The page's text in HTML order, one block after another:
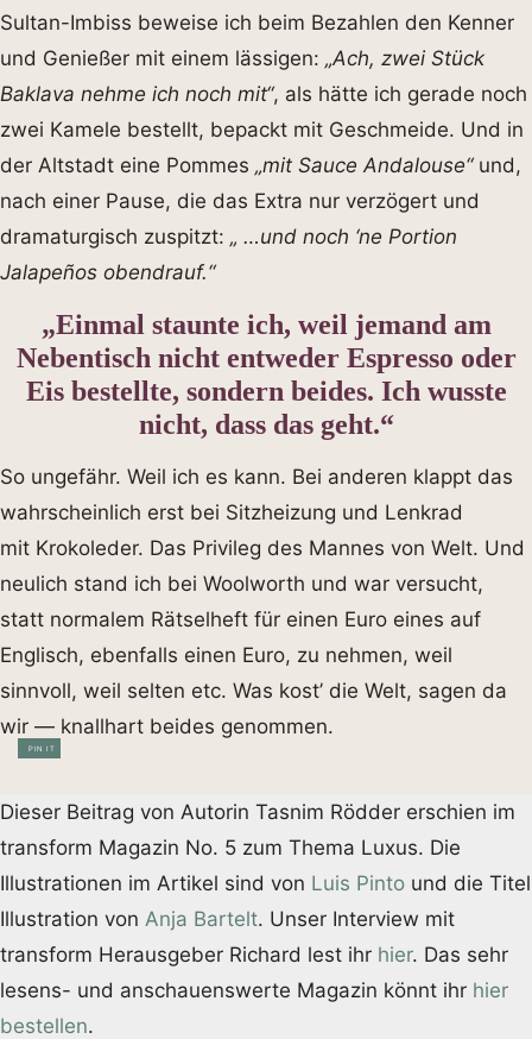
Sultan-Imbiss beweise ich beim Bezahlen den Kenner
und Genießer mit einem lässigen: „Ach, zwei Stück
Baklava nehme ich noch mit“, als hätte ich gerade noch
zwei Kamele bestellt, bepackt mit Geschmeide. Und in
der Altstadt eine Pommes „mit Sauce Andalouse“und,
nach einer Pause, die das Extra nur verzögert und
dramaturgisch zuspitzt: „ …und noch ‘ne Portion
Jalapeños obendrauf.“
„Einmal staunte ich, weil jemand am
Nebentisch nicht entweder Espresso oder
Eis bestellte, sondern beides. Ich wusste
nicht, dass das geht.“
So ungefähr. Weil ich es kann. Bei anderen klappt das
wahrscheinlich erst bei Sitzheizung und Lenkrad
mit Krokoleder. Das Privileg des Mannes von Welt. Und
neulich stand ich bei Woolworth und war versucht,
statt normalem Rätselheft für einen Euro eines auf
Englisch, ebenfalls einen Euro, zu nehmen, weil
sinnvoll, weil selten etc. Was kost’ die Welt, sagen da
wir — knallhart beides genommen.
PIN IT
Dieser Beitrag von Autorin Tasnim Rödder erschien im
transform Magazin No. 5 zum Thema Luxus. Die
Illustrationen im Artikel sind von Luis Pinto und die Titel
Illustration von Anja Bartelt. Unser Interview mit
transform Herausgeber Richard lest ihr hier. Das sehr
lesens- und anschauenswerte Magazin könnt ihr hier
bestellen.